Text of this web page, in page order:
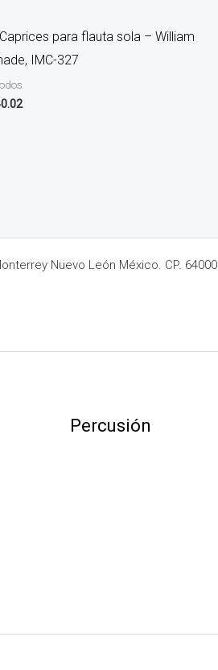
para flauta sola – William
IMC-327
Nuevo León México. CP. 64000
Percusión